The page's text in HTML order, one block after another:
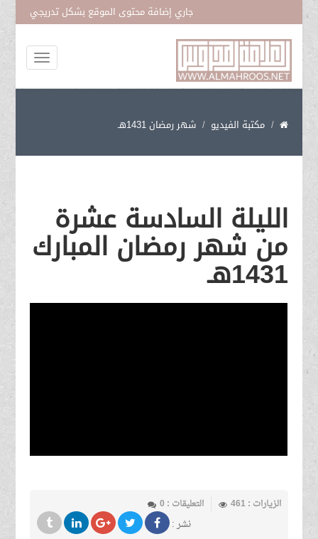
جاري إضافة محتوى الموقع بشكل تدريجي
المتمسك بحبل فاطمة عليها السلام
مكتبة الفيديو شهر رمضان 1431هـ
الليلة السادسة عشرة
من شهر رمضان المبارك
1431هـ
الزيارات : 461 التعليقات : 0
نشر :